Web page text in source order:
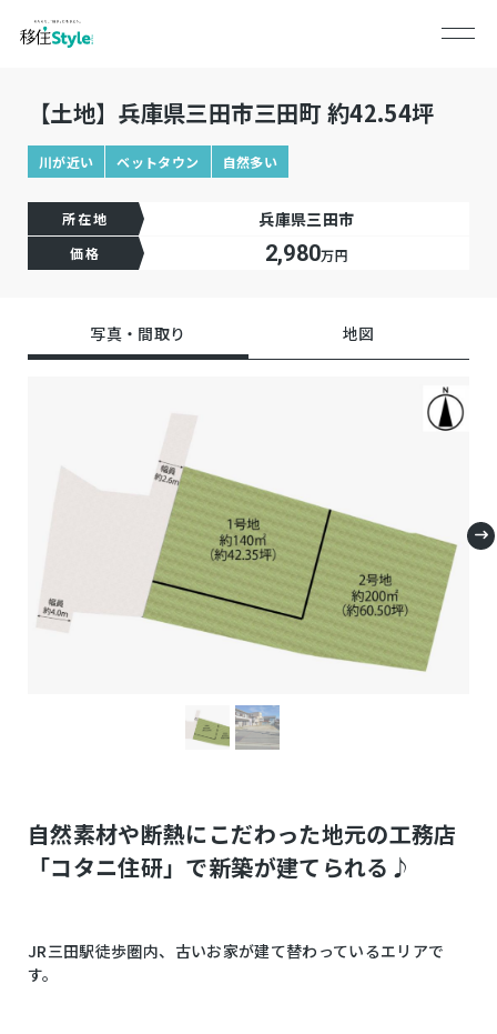
【土地】兵庫県三田市三田町 約42.54坪
川が近い ベットタウン 自然多い
所在地 兵庫県三田市
価格 2,980万円
写真・間取り 地図
自然素材や断熱にこだわった地元の工務店
「コタニ住研」で新築が建てられる♪
JR三田駅徒歩圏内、古いお家が建て替わっているエリアで
す。